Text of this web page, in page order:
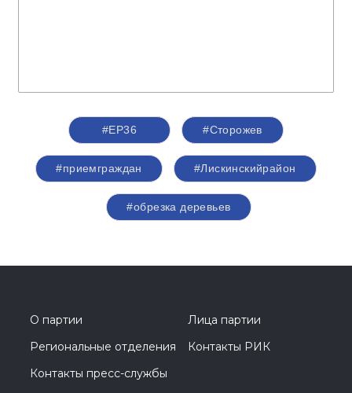
#ЕР36 #Сторожев
#приемграждан #Лискинскийрайон
#обрезка деревьев
О партии
Лица партии
Региональные отделения
Контакты РИК
Контакты пресс-службы